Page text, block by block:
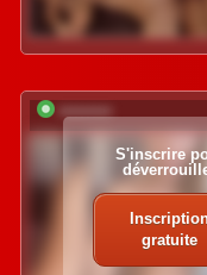
*********
S'inscrire
gratuite